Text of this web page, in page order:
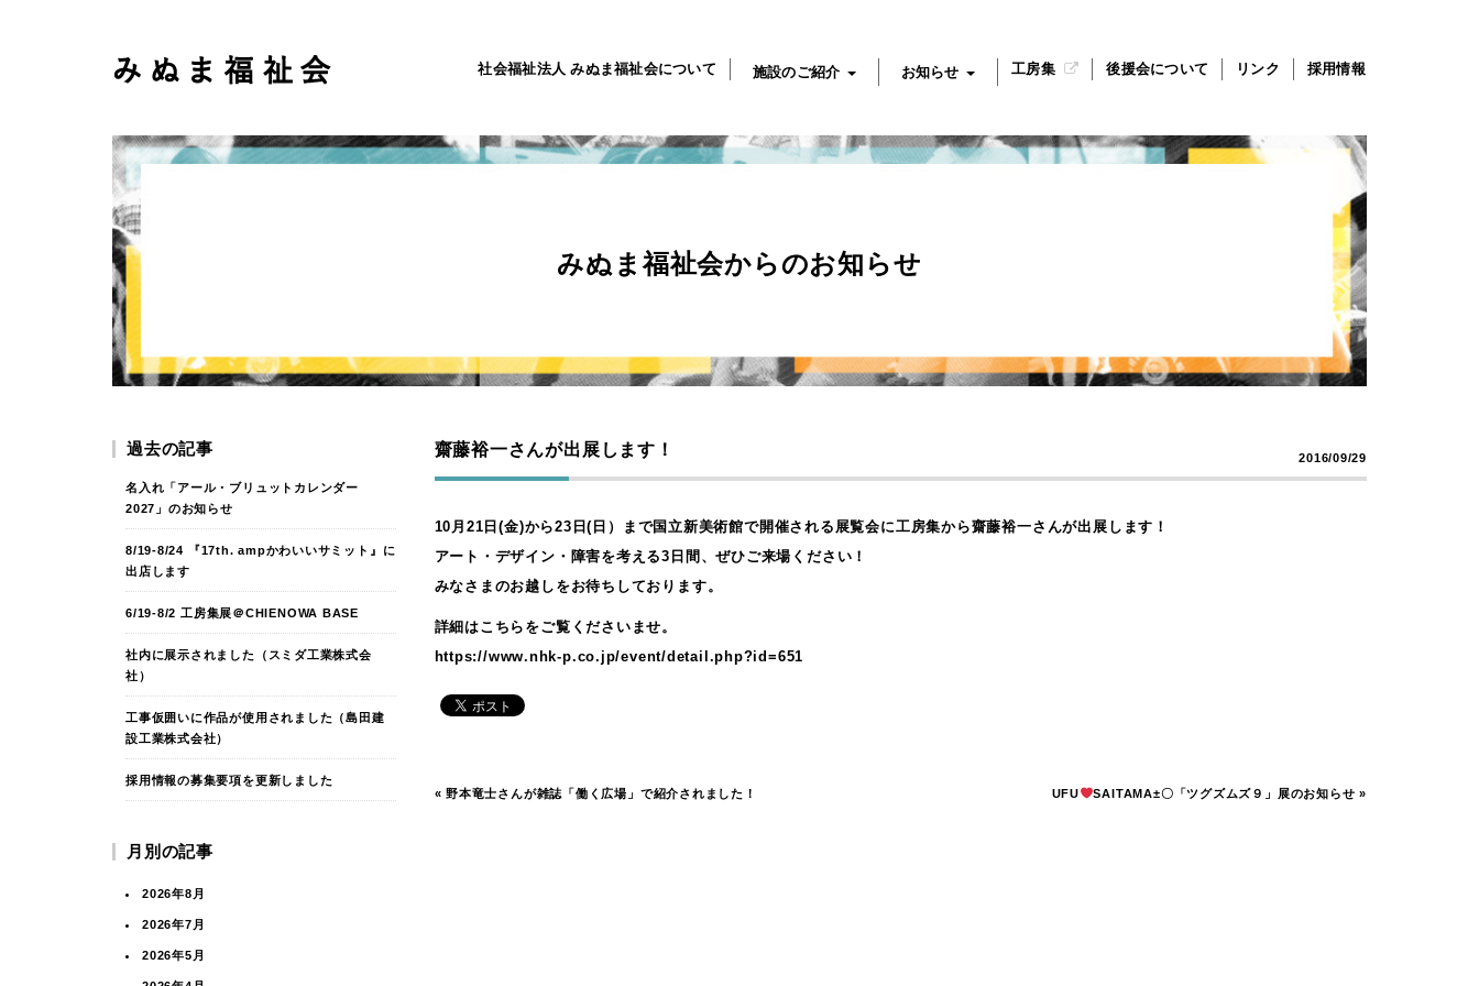
社会福祉法人 みぬま福祉会について 施設のご紹介 お知らせ 工房集 後援会について リンク 採用情報
みぬま福祉会からのお知らせ
過去の記事
名入れ「アール・ブリュットカレンダー
2027」のお知らせ
8/19-8/24 『17th. ampかわいいサミット』に
出店します
6/19-8/2 工房集展＠CHIENOWA BASE
社内に展示されました（スミダ工業株式会
社）
工事仮囲いに作品が使用されました（島田建
設工業株式会社）
採用情報の募集要項を更新しました
月別の記事
2026年8月
2026年7月
2026年5月
齋藤裕一さんが出展します！ 2016/09/29
10月21日(金)から23日(日）まで国立新美術館で開催される展覧会に工房集から齋藤裕一さんが出展します！
アート・デザイン・障害を考える3日間、ぜひご来場ください！
みなさまのお越しをお待ちしております。
詳細はこちらをご覧くださいませ。
https://www.nhk-p.co.jp/event/detail.php?id=651
«野本竜士さんが雑誌「働く広場」で紹介されました！ UFU SAITAMA±〇「ツグズムズ９」展のお知らせ »